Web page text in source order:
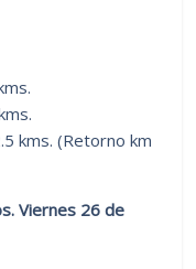
kms. (Retorno km
Viernes 26 de